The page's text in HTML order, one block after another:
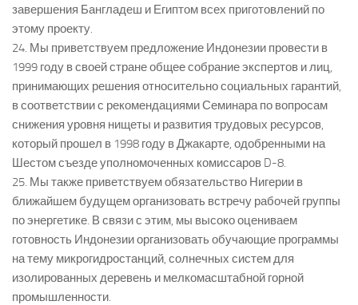
завершения Бангладеш и Египтом всех приготовлений по
этому проекту.
24. Мы приветствуем предложение Индонезии провести в
1999 году в своей стране общее собрание экспертов и лиц,
принимающих решения относительно социальных гарантий,
в соответствии с рекомендациями Семинара по вопросам
снижения уровня нищеты и развития трудовых ресурсов,
который прошел в 1998 году в Джакарте, одобренными на
Шестом съезде уполномоченных комиссаров D-8.
25. Мы также приветствуем обязательство Нигерии в
ближайшем будущем организовать встречу рабочей группы
по энергетике. В связи с этим, мы высоко оцениваем
готовность Индонезии организовать обучающие программы
на тему микрогидростанций, солнечных систем для
изолированных деревень и мелкомасштабной горной
промышленности.